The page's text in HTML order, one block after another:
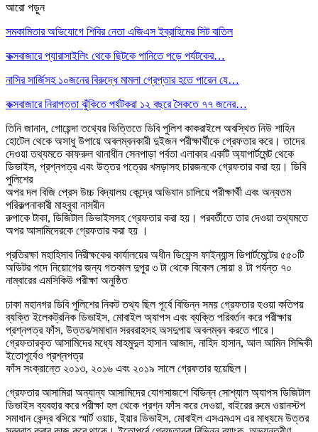
আরো পড়ুন
সমকামিতার অভিযোগে শিবির নেতা এজিএস ইব্রাহিমের সিট বাতিল
কক্সবাজারে প্যারাসাইলিং থেকে ছিটকে পানিতে পড়ে পর্যটকের…
নাসির সার্জিসহ ১০জনের বিরুদ্ধে মামলা গ্রেপ্তার হতে পারেন যে…
কক্সবাজারে নিরাপত্তা ঝুঁকিতে পর্যটকরা ১২ বছরে সৈকতে ৭৭ জনের…
তিনি জানান, গোয়েন্দা তথ্যের ভিত্তিতে ডিবি পুলিশ কাকরাইলে অবস্থিত নিউ শাহিন
হোটেল থেকে অসাধু উপায়ে অবলম্বনকারী দুইজন পরীক্ষার্থীকে গ্রেফতার করে। তাদের
দেওয়া তথ্যমতে কাফরুল থানাধীন সেনপাড়া পর্বতা এলাকার একটি অ্যাপার্টমেন্ট থেকে
ডিভাইস, প্রশ্নপত্র এবং উত্তর পত্রের খসড়াসহ চারজনকে গ্রেফতার করা হয়। ডিবি
পুলিশের
অপর দল বিজি প্রেস উচ্চ বিদ্যালয় কেন্দ্রে অভিযান চালিয়ে পরীক্ষার্থী এবং অন্যতম
পরিকল্পনাকারী মাহবুবা নাসরীন
রুপাকে টাকা, ডিজিটাল ডিভাইসসহ গ্রেফতার করা হয়। পরবর্তীতে তার দেওয়া তথ্যমতে
অপর আসামিদেরকে গ্রেফতার করা হয় ।
প্রতিরক্ষা মহাহিসাব নিরীক্ষকের কার্যালয়ের অধীন ডিফেন্স ফাইন্যান্স ডিপার্টমেন্টের ৫৫০টি
অডিটর পদে নিয়োগের জন্য গতকাল দুপুর ৩ টা থেকে বিকেল সোয়া ৪ টা পর্যন্ত ৭০
নাম্বারের এমসিকিউ পরীক্ষা অনুষ্ঠিত
ঢাকা মহানগর ডিবি পুলিশের নিকট তথ্য ছিল পূর্বে বিভিন্ন সময় গ্রেফতার হওয়া কতিপয়
ব্যক্তি ইলেকট্রনিক ডিভাইস, মোবাইল অ্যাপস এবং ব্যক্তি পরিবর্তন করে পরীক্ষায়
প্রশ্নপত্র ফাঁস, উত্তর/সমাধান সরবরাহসহ অসদুপায় অবলম্বন করতে পারে।
গ্রেফতারকৃত আসামিদের মধ্যে মাহমুদুল হাসান আজাদ, নাহিদ হাসান, আল আমিন সিদ্দিকী
ইতোপূর্বেও প্রশ্নপত্র
ফাঁস সংক্রান্তে ২০১৩, ২০১৬ এবং ২০১৯ সালে গ্রেফতার হয়েছিল।
গ্রেফতার আসামিরা অন্যান্য আসামিদের যোগসাজশে বিভিন্ন সোশ্যাল অ্যাপস ডিজিটাল
ডিভাইস ব্যবহার করে পরীক্ষা হল থেকে প্রশ্ন ফাঁস করে দেওয়া, বাইরের রুমে ওয়ানস্টপ
সমাধান কেন্দ্র বসিয়ে স্মার্ট ওয়াচ, ইয়ার ডিভাইস, মোবাইল এসএমএস এর মাধ্যমে উত্তর